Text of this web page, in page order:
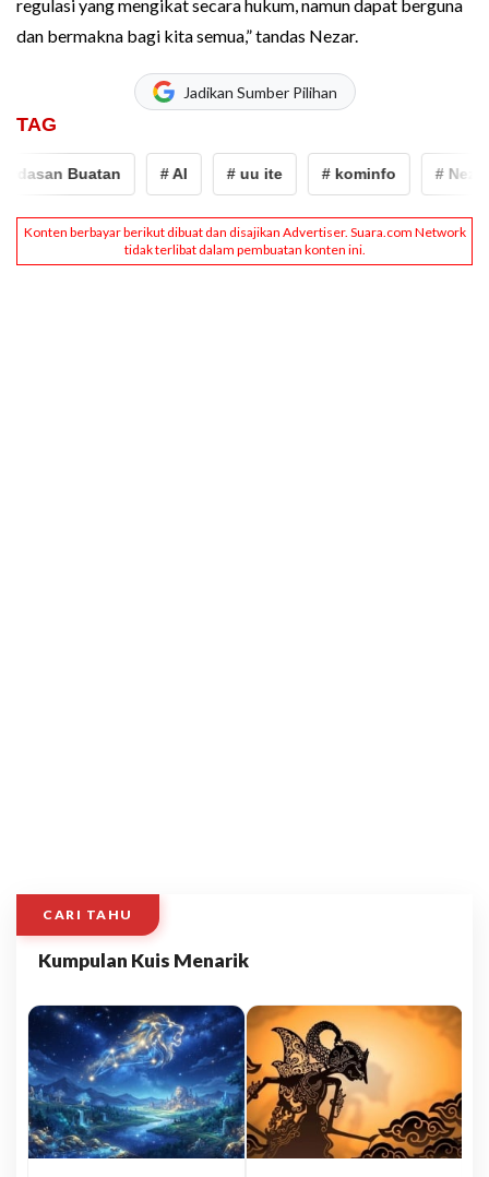
regulasi yang mengikat secara hukum, namun dapat berguna
dan bermakna bagi kita semua,” tandas Nezar.
Jadikan Sumber Pilihan
TAG
Buatan # AI # uu ite # kominfo # Nezar
CARI TAHU
Kumpulan Kuis Menarik